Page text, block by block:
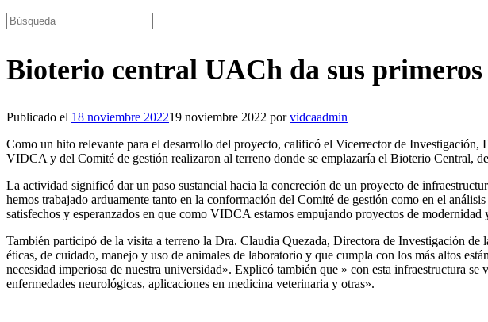
Buscar:
Bioterio central UACh da sus primeros
Publicado el 18 noviembre 202219 noviembre 2022 porvidcaadmin
Como un hito relevante para el desarrollo del proyecto, calificó el Vicerrector de
VIDCA y del Comité de gestión realizaron al terreno donde se emplazaría el Bioterio Central,
La actividad significó dar un paso sustancial hacia la concreción de un proyecto de
hemos trabajado arduamente tanto en la conformación del Comité de gestión como en el
satisfechos y esperanzados en que como VIDCA estamos empujando proyectos de
También participó de la visita a terreno la Dra. Claudia Quezada, Directora de Investigación
éticas, de cuidado, manejo y uso de animales de laboratorio y que cumpla con los más altos
necesidad imperiosa de nuestra universidad». Explicó también que » con esta infraestructura
enfermedades neurológicas, aplicaciones en medicina veterinaria y otras».